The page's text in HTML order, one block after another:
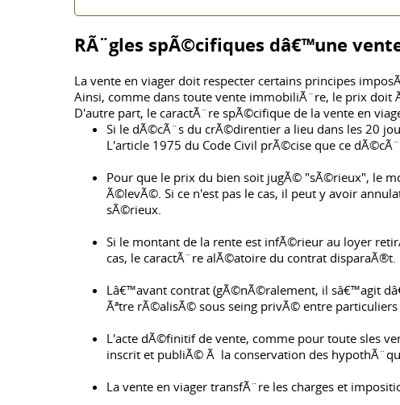
RÃ¨gles spÃ©cifiques dâ€™une
La vente en viager doit respecter certains principes
Ainsi, comme dans toute vente immobiliÃ¨re, le prix doit
D'autre part, le caractÃ¨re spÃ©cifique de la vente en
Si le dÃ©cÃ¨s du crÃ©direntier a lieu dans les 20
L'article 1975 du Code Civil prÃ©cise que ce
Pour que le prix du bien soit jugÃ© "sÃ©rieux", le
Ã©levÃ©. Si ce n'est pas le cas, il peut y avoir
sÃ©rieux.
Si le montant de la rente est infÃ©rieur au loyer
cas, le caractÃ¨re alÃ©atoire du contrat disparaÃ®t.
Lâ€™avant contrat (gÃ©nÃ©ralement, il sâ€™agit
Ãªtre rÃ©alisÃ© sous seing privÃ© entre
L'acte dÃ©finitif de vente, comme pour toute sles
inscrit et publiÃ© Ã la conservation des
La vente en viager transfÃ¨re les charges et